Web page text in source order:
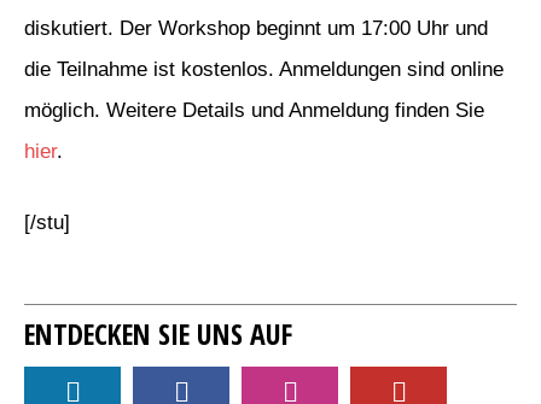
diskutiert. Der Workshop beginnt um 17:00 Uhr und
die Teilnahme ist kostenlos. Anmeldungen sind online
möglich. Weitere Details und Anmeldung finden Sie
hier.
[/stu]
ENTDECKEN SIE UNS AUF